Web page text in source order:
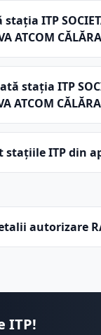
ITP
ATCOM
stația ITP
ATCOM
stațiile ITP din
autorizare
ITP!